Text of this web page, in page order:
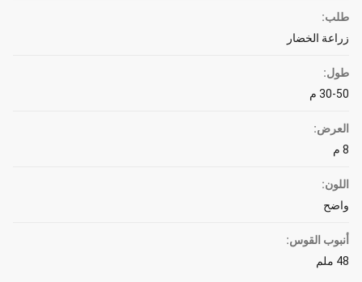
طلب:
زراعة الخضار
طول:
30-50 م
العرض:
8 م
اللون:
واضح
أنبوب القوس:
48 ملم